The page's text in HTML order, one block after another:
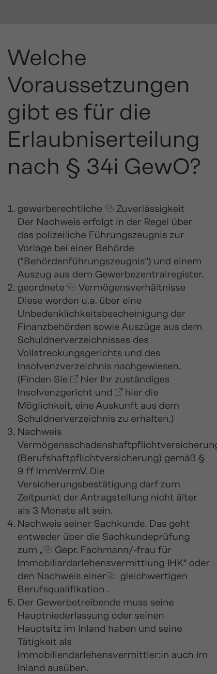
Welche
Voraussetzungen
gibt es für die
Erlaubniserteilung
nach § 34i GewO?
gewerberechtliche
Zuverlässigkeit
Der Nachweis erfolgt in der Regel über
das polizeiliche Führungszeugnis zur
Vorlage bei einer Behörde
("Behördenführungszeugnis") und einem
Auszug aus dem Gewerbezentralregister.
geordnete
Vermögensverhältnisse
Diese werden u.a. über eine
Unbedenklichkeitsbescheinigung der
Finanzbehörden sowie Auszüge aus dem
Schuldnerverzeichnisses des
Vollstreckungsgerichts und des
Insolvenzverzeichnis nachgewiesen.
(Finden Sie
hier Ihr zuständiges
Insolvenzgericht und
hier die
Möglichkeit, eine Auskunft aus dem
Schuldnerverzeichnis zu erhalten.)
Nachweis
(Berufshaftpflichtversicherung) gemäß §
9 ff ImmVermV. Die
Versicherungsbestätigung darf zum
Zeitpunkt der Antragstellung nicht älter
als 3 Monate alt sein.
Nachweis seiner Sachkunde. Das geht
entweder über die Sachkundeprüfung
zum „
Gepr. Fachmann/-frau für
Immobiliardarlehensvermittlung IHK“ oder
den Nachweis einer
gleichwertigen
Berufsqualifikation .
Der Gewerbetreibende muss seine
Hauptniederlassung oder seinen
Hauptsitz im Inland haben und seine
Tätigkeit als
Immobiliendarlehensvermittler:in auch im
Inland ausüben.